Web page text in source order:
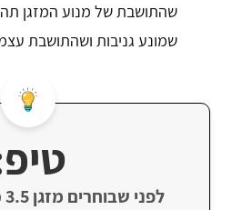
שהתושבת של מנוע המזגן
שמונע גניבות ושהתושבת